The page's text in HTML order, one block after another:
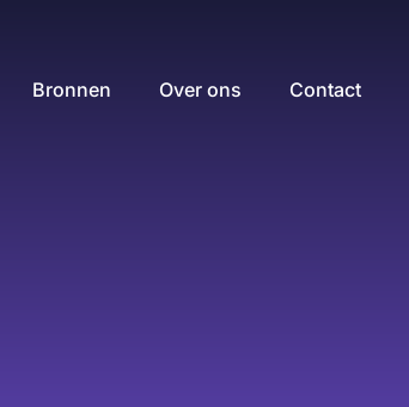
Bronnen Over ons Contact